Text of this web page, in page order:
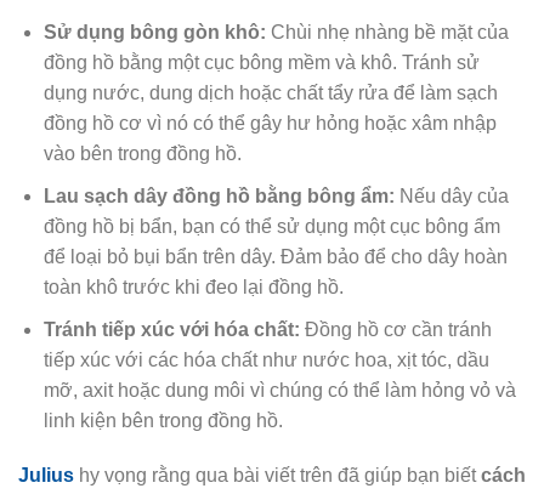
Sử dụng bông gòn khô: Chùi nhẹ nhàng bề mặt của
đồng hồ bằng một cục bông mềm và khô. Tránh sử
dụng nước, dung dịch hoặc chất tẩy rửa để làm sạch
đồng hồ cơ vì nó có thể gây hư hỏng hoặc xâm nhập
vào bên trong đồng hồ.
Lau sạch dây đồng hồ bằng bông ẩm: Nếu dây của
đồng hồ bị bẩn, bạn có thể sử dụng một cục bông ẩm
để loại bỏ bụi bẩn trên dây. Đảm bảo để cho dây hoàn
toàn khô trước khi đeo lại đồng hồ.
Tránh tiếp xúc với hóa chất: Đồng hồ cơ cần tránh
tiếp xúc với các hóa chất như nước hoa, xịt tóc, dầu
mỡ, axit hoặc dung môi vì chúng có thể làm hỏng vỏ và
linh kiện bên trong đồng hồ.
Julius hy vọng rằng qua bài viết trên đã giúp bạn biếtcách